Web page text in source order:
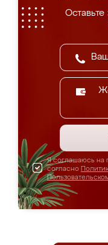
Оставьте
Я соглашаюсь на
согласно